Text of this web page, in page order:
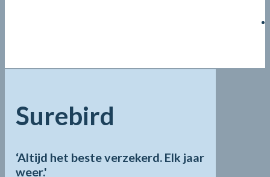
Surebird
‘Altijd het beste verzekerd. Elk jaar
weer.'